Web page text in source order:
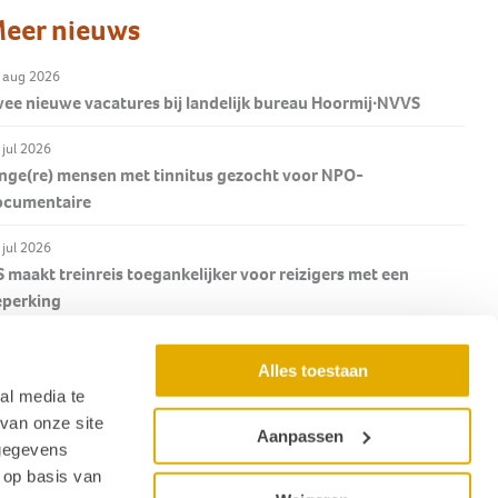
media te
onze site
basis van
Alles toestaan
Aanpassen
nieuws
2026
nieuwe vacatures bij landelijk bureau Hoormij∙NVVS
jul 2026
mensen met tinnitus gezocht voor NPO-
jul 2026
maakt treinreis toegankelijker voor reizigers met een
Corrine Weiler in De Audiciëns: 'Tante Sophie en de
Nieuwsoverzicht